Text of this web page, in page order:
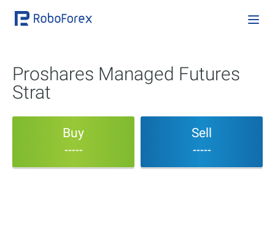
Proshares Managed Futures
Strat
Buy
-----
Sell
-----